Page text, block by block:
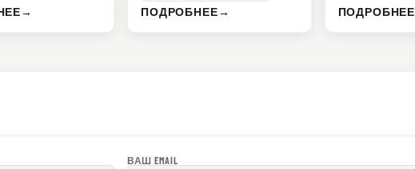
→
ПОДРОБНЕЕ→ ПОДРОБНЕЕ
ВАШ EMAIL